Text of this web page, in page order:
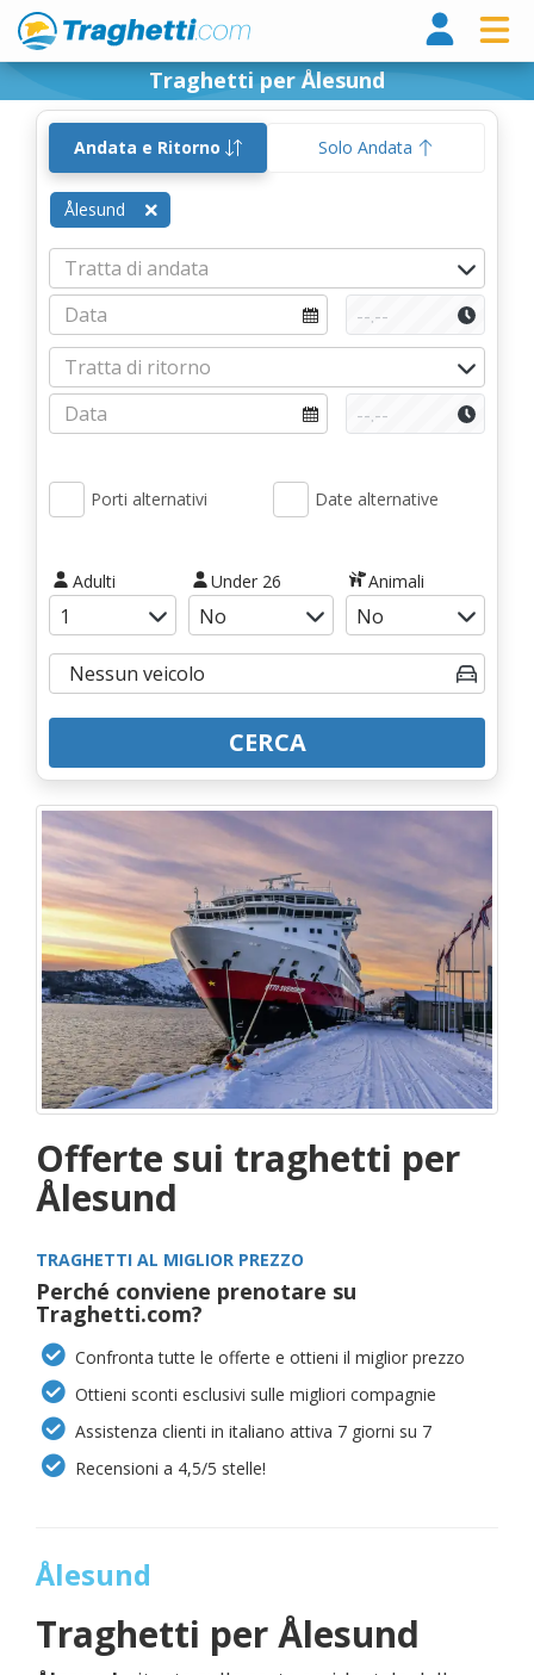
Traghetti per Ålesund
Andata e Ritorno Solo Andata
Ålesund
Porti alternativi Date alternative
Adulti Under 26 Animali
CERCA
Offerte sui traghetti per
Ålesund
TRAGHETTI AL MIGLIOR PREZZO
Perché conviene prenotare su
Traghetti.com?
Confronta tutte le offerte e ottieni il miglior prezzo
Ottieni sconti esclusivi sulle migliori compagnie
Assistenza clienti in italiano attiva 7 giorni su 7
Recensioni a 4,5/5 stelle!
Ålesund
Traghetti perÅlesund